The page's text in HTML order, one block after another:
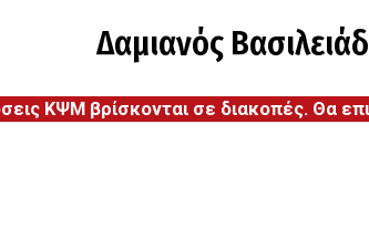
Δαμιανός
ΚΨΜ βρίσκονται σε διακοπές. Θα